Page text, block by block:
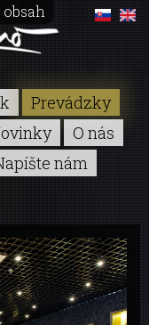
Prevádzky
O nás
nám